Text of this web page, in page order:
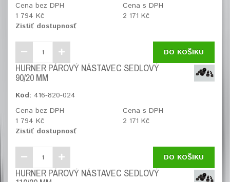
Cena bez DPH
1 794 Kč
Cena s DPH
2 171 Kč
Zistiť dostupnosť
DO KOŠÍKU
HURNER PÁROVÝ NÁSTAVEC SEDLOVÝ
90/20 MM
Kód: 416-820-024
Cena bez DPH
1 794 Kč
Cena s DPH
2 171 Kč
Zistiť dostupnosť
DO KOŠÍKU
HURNER PÁROVÝ NÁSTAVEC SEDLOVÝ